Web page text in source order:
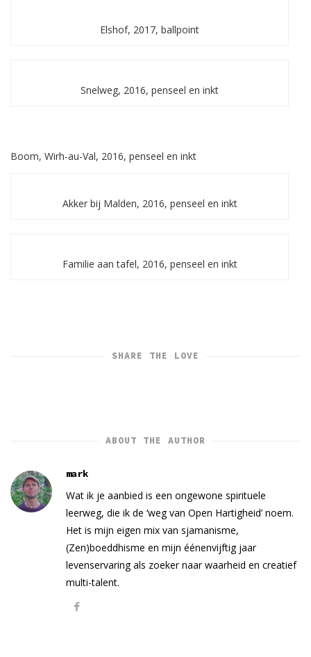
Elshof, 2017, ballpoint
Snelweg, 2016, penseel en inkt
Boom, Wirh-au-Val, 2016, penseel en inkt
Akker bij Malden, 2016, penseel en inkt
Familie aan tafel, 2016, penseel en inkt
SHARE THE LOVE
ABOUT THE AUTHOR
mark
Wat ik je aanbied is een ongewone spirituele
leerweg, die ik de ‘weg van Open Hartigheid’ noem.
Het is mijn eigen mix van sjamanisme,
(Zen)boeddhisme en mijn éénenvijftig jaar
levenservaring als zoeker naar waarheid en creatief
multi-talent.